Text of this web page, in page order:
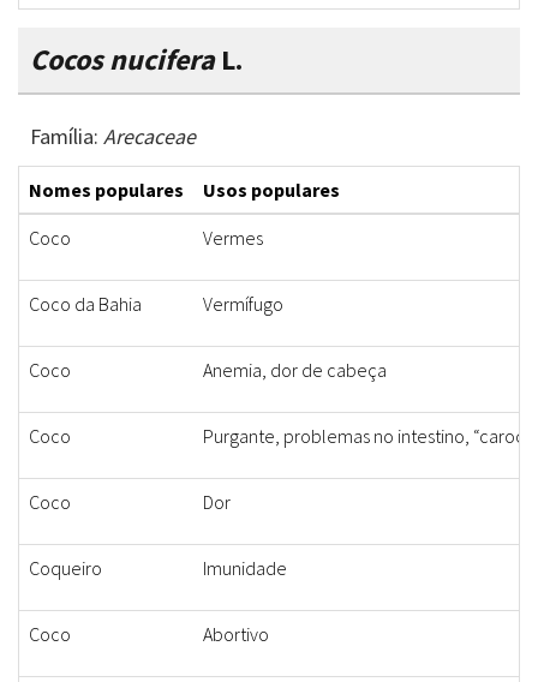
Cocos nuciferaL.
Família: Arecaceae
Nomes populares
Usos populares
Coco
Vermes
Coco da Bahia Vermífugo
Coco Anemia, dor de cabeça
Coco Purgante, problemas no intestino,
Coco Dor
Coqueiro Imunidade
Coco Abortivo